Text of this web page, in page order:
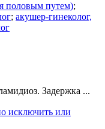
половым путем);
; акушер-гинеколог,
Задержка ...
исключить или